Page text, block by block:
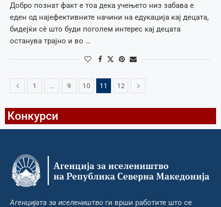
Добро познат факт е тоа дека учењето низ забава е
еден од најефективните начини на едукација кај децата,
бидејќи сè што буди поголем интерес кај децата
останува трајно и во …
1 … 9 10 11 12
Конкурси
Агенцијата за иселеништво ги врши работите што се